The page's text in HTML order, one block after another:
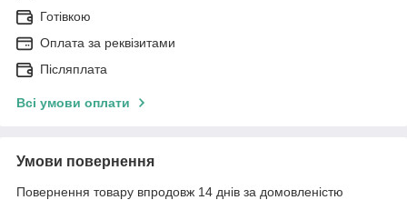
Готівкою
Оплата за реквізитами
Післяплата
Всі умови оплати
Умови повернення
Повернення товару впродовж 14 днів за домовленістю